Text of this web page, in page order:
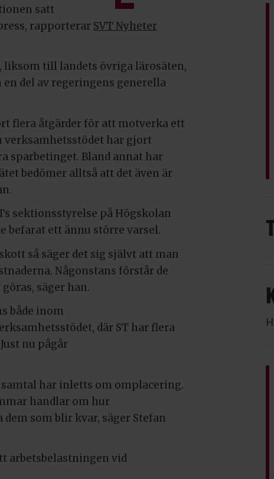
satt
rapporterar SVT Nyheter
till landets övriga lärosäten,
en del av regeringens generella
flera åtgärder för att motverka ett
har gjort
sparbetinget. Bland annat har
bedömer alltså att det även är
sektionsstyrelse på Högskolan
befarat ett ännu större varsel.
så säger det sig självt att man
Någonstans förstår de
säger han.
både inom
där ST har flera
nu pågår
har inletts om omplacering.
handlar om hur
som blir kvar, säger Stefan
arbetsbelastningen vid